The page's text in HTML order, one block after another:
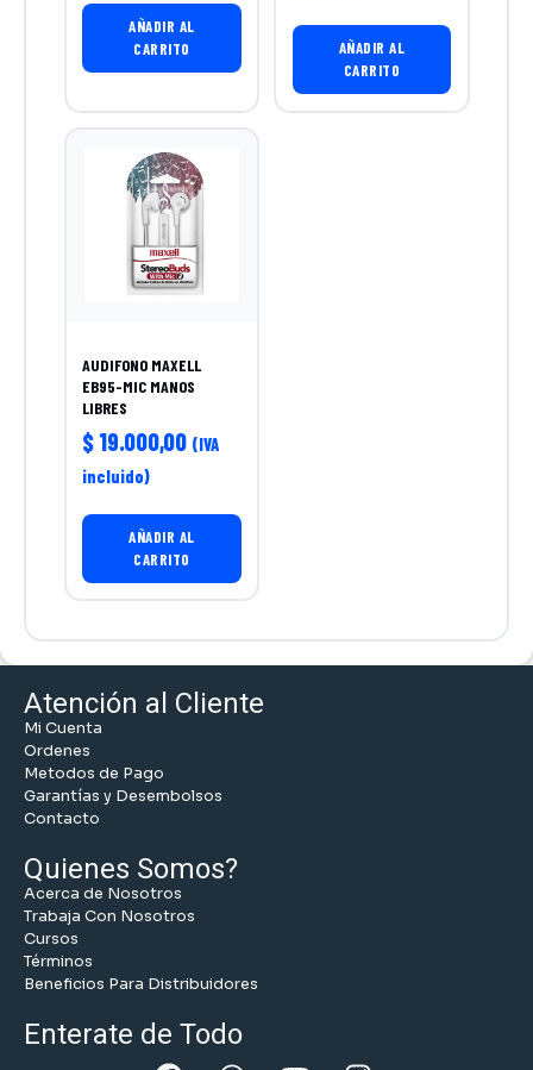
AÑADIR AL
CARRITO
AÑADIR AL
CARRITO
AUDIFONO MAXELL
EB95-MIC MANOS
LIBRES
$ 19.000,00 (IVA
incluido)
AÑADIR AL
CARRITO
Atención al Cliente
Mi Cuenta
Ordenes
Metodos de Pago
Garantías y Desembolsos
Contacto
Quienes Somos?
Acerca de Nosotros
Trabaja Con Nosotros
Cursos
Términos
Beneficios Para Distribuidores
Enterate de Todo